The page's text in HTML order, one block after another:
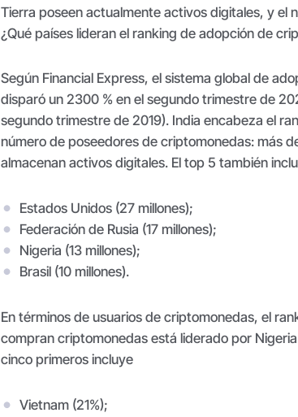
Tierra poseen actualmente activos digitales, y el
¿Qué países lideran el ranking de adopción de
Según Financial Express, el sistema global de
disparó un 2300 % en el segundo trimestre de
segundo trimestre de 2019). India encabeza el
número de poseedores de criptomonedas: más
almacenan activos digitales. El top 5 también
Estados Unidos (27 millones);
Federación de Rusia (17 millones);
Nigeria (13 millones);
Brasil (10 millones).
En términos de usuarios de criptomonedas, el
compran criptomonedas está liderado por
cinco primeros incluye
Vietnam (21%);